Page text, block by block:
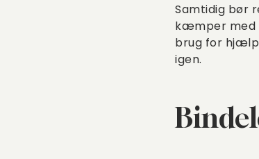
Samtidig bør
kæmper med
brug for hjælp
igen.